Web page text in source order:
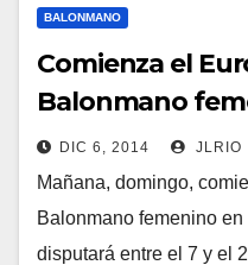
BALONMANO
Comienza el
Balonmano
DIC 6, 2014 JLRIO
Mañana, domingo,
Balonmano femenino
disputará entre el 7 y el